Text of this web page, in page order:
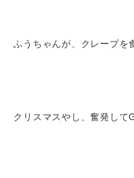
ふうちゃんが、クレープを
クリスマスやし、奮発して